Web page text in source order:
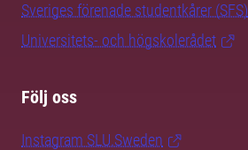
Sveriges förenade studentkårer (SFS)
Universitets- och högskolerådet
Följ oss
Instagram SLU.Sweden